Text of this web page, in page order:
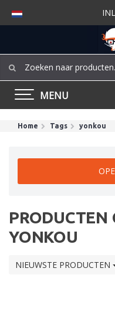
MENU
Home Tags yonkou
PRODUCTEN
YONKOU
NIEUWSTE PRODUCTEN